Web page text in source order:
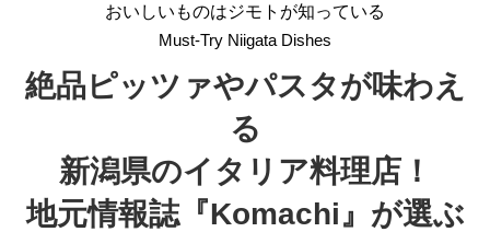
おいしいものはジモトが知っている
Must-Try Niigata Dishes
絶品ピッツァやパスタが味わえ
る
新潟県のイタリア料理店！
地元情報誌『Komachi』 が選ぶ